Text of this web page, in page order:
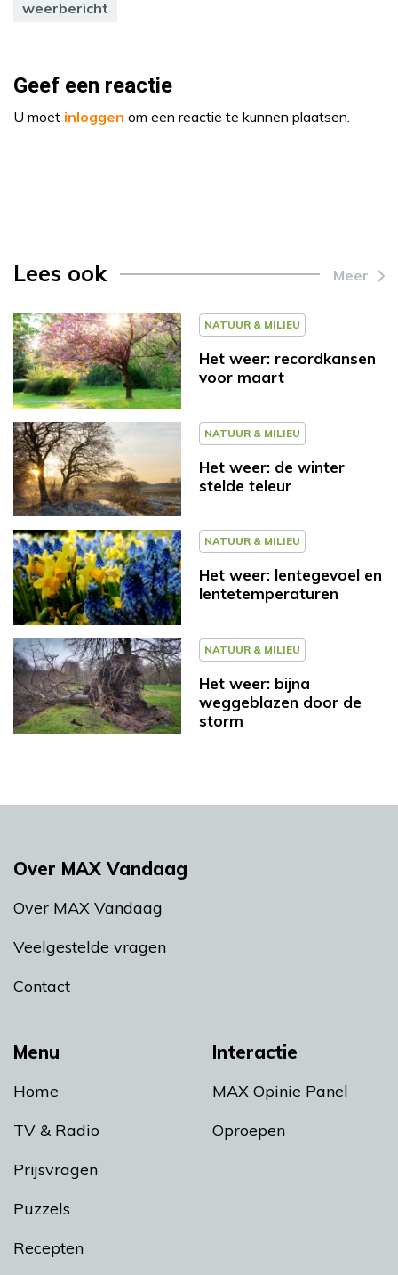
weerbericht
Geef een reactie
U moet inloggen om een reactie te kunnen plaatsen.
Lees ook Meer
NATUUR & MILIEU
Het weer: recordkansen
voor maart
NATUUR & MILIEU
Het weer: de winter
stelde teleur
NATUUR & MILIEU
Het weer: lentegevoel en
lentetemperaturen
NATUUR & MILIEU
Het weer: bijna
weggeblazen door de
storm
Menu
Home
TV & Radio
Prijsvragen
Puzzels
Recepten
Interactie
MAX Opinie Panel
Oproepen
Over MAX Vandaag
Over MAX Vandaag
Veelgestelde vragen
Contact